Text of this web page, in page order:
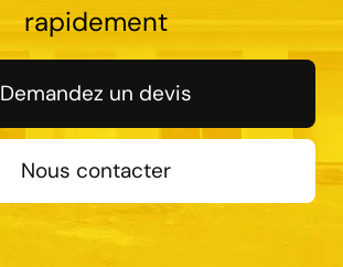
rapidement
Demandez un devis
Nous contacter